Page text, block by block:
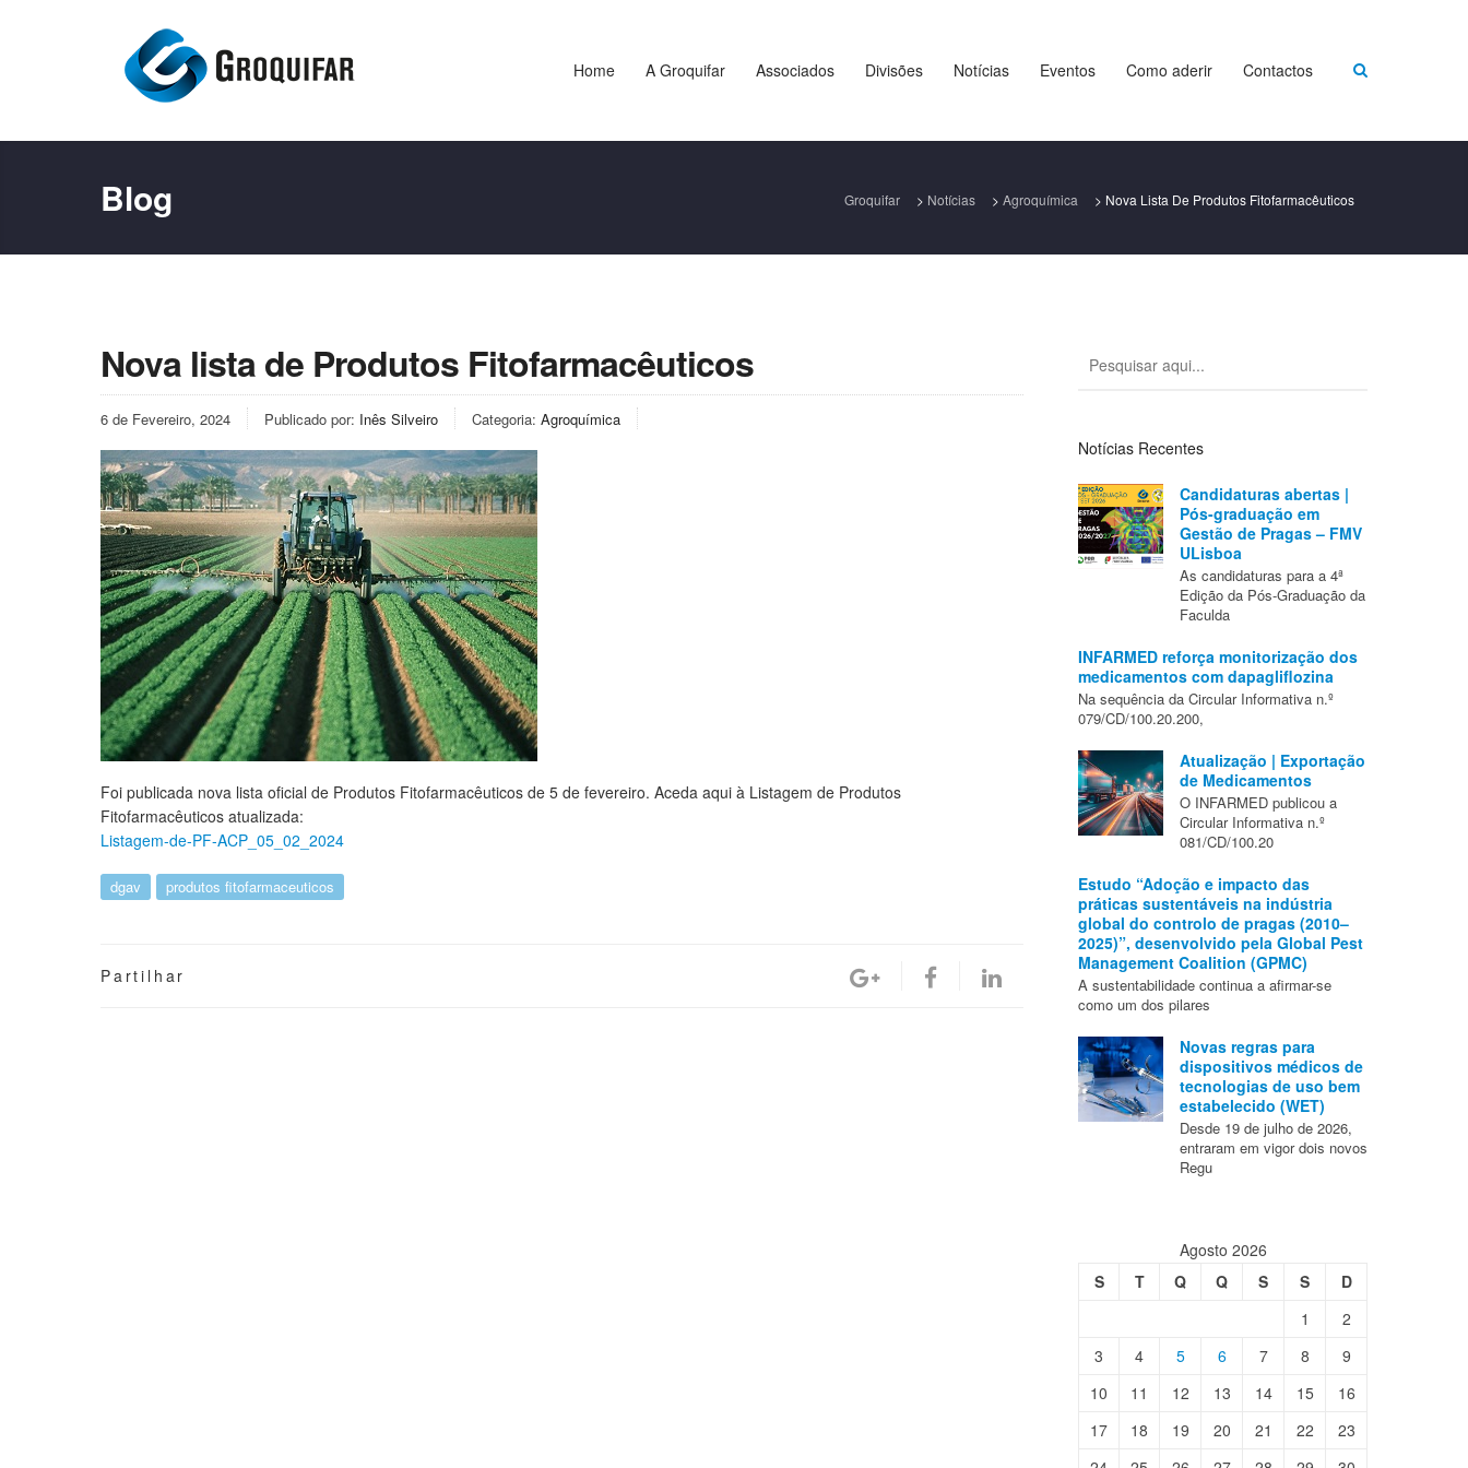
Home A Groquifar Associados Divisões Notícias Eventos Como aderir Contactos
Blog Groquifar > Notícias > Agroquímica > Nova Lista De Produtos Fitofarmacêuticos
Nova lista de Produtos Fitofarmacêuticos
6 de Fevereiro, 2024 Publicado por: Inês Silveiro Categoria: Agroquímica
Foi publicada nova lista oficial de Produtos Fitofarmacêuticos de 5 de fevereiro. Aceda aqui à Listagem de Produtos
Fitofarmacêuticos atualizada:
Listagem-de-PF-ACP_05_02_2024
dgav produtos fitofarmaceuticos
Partilhar
Notícias Recentes
Candidaturas abertas |
Pós-graduação em
Gestão de Pragas – FMV
ULisboa
As candidaturas para a 4ª
Edição da Pós-Graduação da
Faculda
INFARMED reforça monitorização dos
medicamentos com dapagliflozina
Na sequência da Circular Informativa n.º
079/CD/100.20.200,
Atualização | Exportação
de Medicamentos
O INFARMED publicou a
Circular Informativa n.º
081/CD/100.20
Estudo “Adoção e impacto das
práticas sustentáveis na indústria
global do controlo de pragas (2010–
2025)”, desenvolvido pela Global Pest
Management Coalition (GPMC)
A sustentabilidade continua a afirmar-se
como um dos pilares
Novas regras para
dispositivos médicos de
tecnologias de uso bem
estabelecido (WET)
Desde 19 de julho de 2026,
entraram em vigor dois novos
Regu
Agosto 2026
S
T Q Q S S
D
1
2
3
4 5 6 7 8
9
10
11 12 13 14 15
16
17
18 19 20 21 22
23